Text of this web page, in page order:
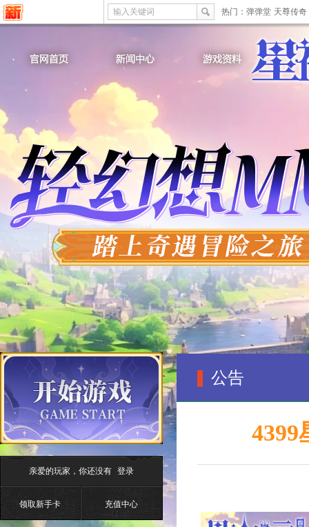
输入关键词 热门： 弹弹堂 天尊传奇
亲爱的玩家，你还没有 登录
领取新手卡 充值中心
公告
4399